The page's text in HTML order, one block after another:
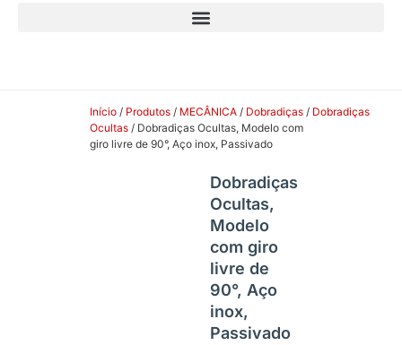
Início / Produtos / MECÂNICA / Dobradiças / Dobradiças
Ocultas / Dobradiças Ocultas, Modelo com
giro livre de 90°, Aço inox, Passivado
Dobradiças
Ocultas,
Modelo
com giro
livre de
90°, Aço
inox,
Passivado